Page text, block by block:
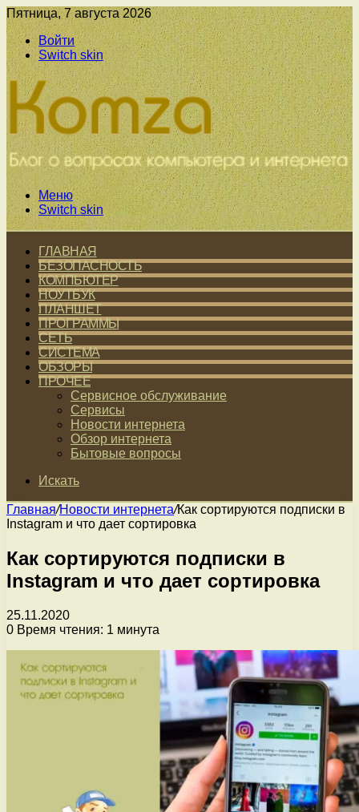
Пятница, 7 августа 2026
Войти
Switch skin
Меню
Switch skin
ГЛАВНАЯ
БЕЗОПАСНОСТЬ
КОМПЬЮТЕР
НОУТБУК
ПЛАНШЕТ
ПРОГРАММЫ
СЕТЬ
СИСТЕМА
ОБЗОРЫ
ПРОЧЕЕ
Сервисное обслуживание
Сервисы
Новости интернета
Обзор интернета
Бытовые вопросы
Искать
Главная/Новости интернета/Как сортируются подписки в
Instagram и что дает сортировка
Как сортируются подписки в
Instagram и что дает сортировка
25.11.2020
0 Время чтения: 1 минута